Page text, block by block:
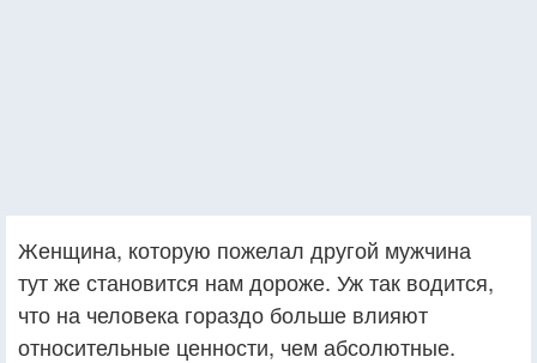
Женщина, которую пожелал другой мужчина
тут же становится нам дороже. Уж так водится,
что на человека гораздо больше влияют
относительные ценности, чем абсолютные.